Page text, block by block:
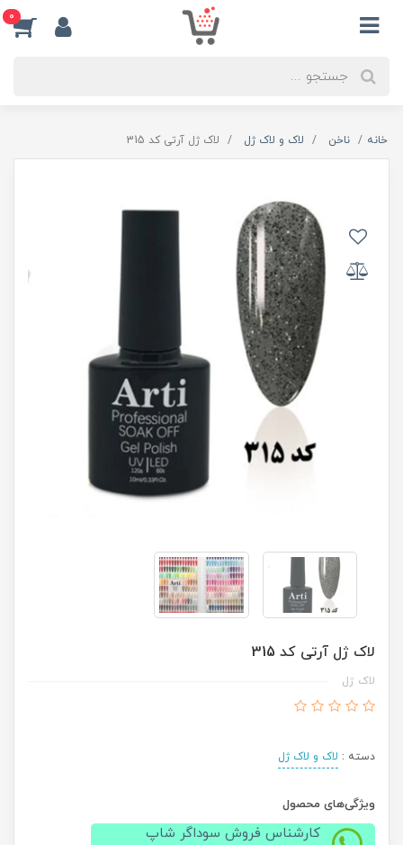
0
خانه ناخن لاک و لاک ژل لاک ژل آرتی کد 315
لاک ژل آرتی کد 315
لاک ژل
دسته : لاک و لاک ژل
ویژگی‌های محصول
کارشناس فروش سوداگر شاپ